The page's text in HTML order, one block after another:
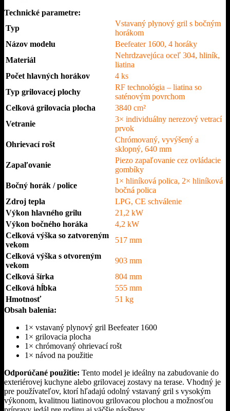
Technické parametre:
Typ
Vstavaný plynový gril s bočným
horákom
Názov modelu
Beefeater 1600, 4 horáky
Materiál
Nehrdzavejúca oceľ 304, hliník,
liatina
Počet hlavných horákov
4 ks
Typ grilovacej plochy
RF technológia – liatina so
saténovým povrchom
Celková grilovacia plocha
3840 cm²
Vetranie
3× individuálny nerezový vetrací
prvok
Ohrievací rošt
Chrómovaný, vyvýšený a
sklopný, 640 mm
Zapaľovanie
Piezo zapaľovanie cez ovládacie
gombíky
Bočný horák / police
1× hliníková polica, 2× hliníková
bočná polica
Zdroj tepla
LPG, CE schválenie
Výkon hlavného grilu
21,2 kW
Výkon bočného horáka
4,2 kW
Celková výška so zatvoreným
vekom
517 mm
Celková výška s otvoreným
vekom
903 mm
Celková šírka
804 mm
Celková hĺbka
555 mm
Hmotnosť
51 kg
Obsah balenia:
1× vstavaný plynový gril Beefeater 1600
1× grilovacia plocha
1× chrómovaný ohrievací rošt
1× návod na použitie
Odporúčané použitie: Tento model je ideálny na zabudovanie do
exteriérovej kuchyne alebo grilovacej zostavy na terase. Vhodný je
pre používateľov, ktorí hľadajú odolný vstavaný gril s vysokým
výkonom, kvalitnou liatinovou grilovacou plochou a možnosťou